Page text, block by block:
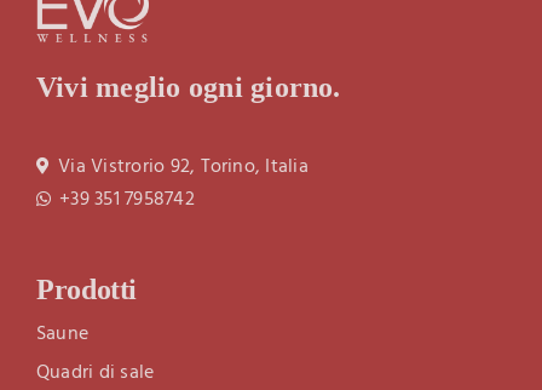
Vivi meglio ogni giorno.
Via Vistrorio 92, Torino, Italia
+39 351 7958742
Prodotti
Saune
Quadri di sale